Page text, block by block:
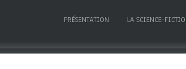
PRÉSENTATION LA SCIENCE-